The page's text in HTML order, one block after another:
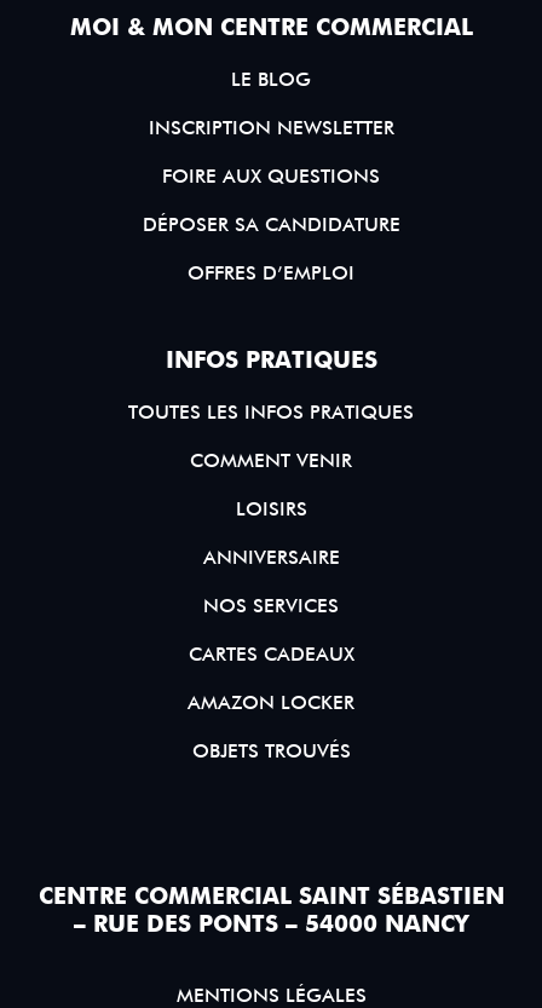
MOI & MON CENTRE COMMERCIAL
LE BLOG
INSCRIPTION NEWSLETTER
FOIRE AUX QUESTIONS
DÉPOSER SA CANDIDATURE
OFFRES D’EMPLOI
INFOS PRATIQUES
TOUTES LES INFOS PRATIQUES
COMMENT VENIR
LOISIRS
ANNIVERSAIRE
NOS SERVICES
CARTES CADEAUX
AMAZON LOCKER
OBJETS TROUVÉS
CENTRE COMMERCIAL SAINT SÉBASTIEN
– RUE DES PONTS – 54000 NANCY
MENTIONS LÉGALES